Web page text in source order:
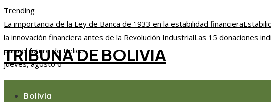
Trending
La importancia de la Ley de Banca de 1933 en la estabilidad financiera
la innovación financiera antes de la Revolución IndustrialLas 15 donaciones
para el futuro de Belice
jueves, agosto 6
TRIBUNA DE BOLIVIA
Bolivia